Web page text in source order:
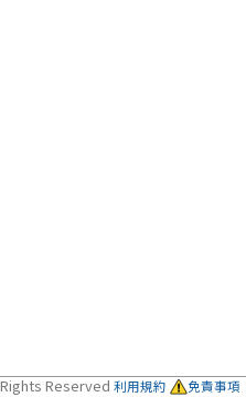
Reserved 利用規約 免責事項